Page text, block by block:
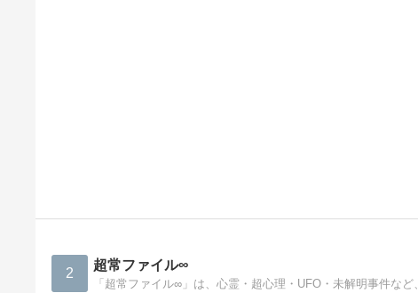
2 超常ファイル∞
「超常ファイル∞」は、心霊・超心理・UFO・未解明事件な